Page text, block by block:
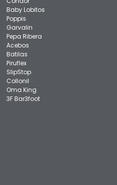
Baby Lobitos
Poppis
Garvalin
Pepa Ribera
Acebos
Batilas
Piruflex
SlipStop
Collonil
Oma King
3F Bar3foot